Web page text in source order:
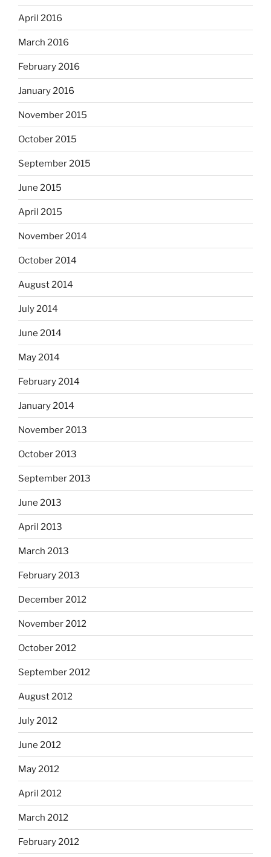
April 2016
March 2016
February 2016
January 2016
November 2015
October 2015
September 2015
June 2015
April 2015
November 2014
October 2014
August 2014
July 2014
June 2014
May 2014
February 2014
January 2014
November 2013
October 2013
September 2013
June 2013
April 2013
March 2013
February 2013
December 2012
November 2012
October 2012
September 2012
August 2012
July 2012
June 2012
May 2012
April 2012
March 2012
February 2012